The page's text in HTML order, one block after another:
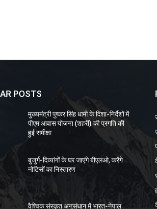
POSTS
मुख्यमंत्री पुष्कर सिंह धामी के दिशा-निर्देशों में
पीएम आवास योजना (शहरी) की प्रगति की
हुई समीक्षा
बुजुर्ग-दिव्यांगों के घर जाएंगे बीएलओ, करेंगे
नोटिसों का निस्तारण
वैश्विक संस्कृत अनुसंधान में भारत-नेपाल